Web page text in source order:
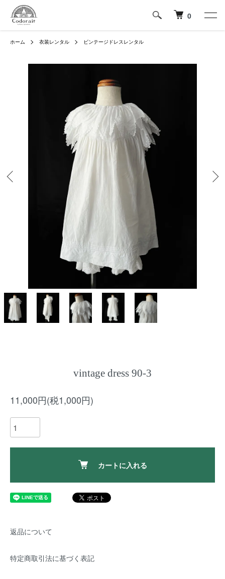
0
ホーム 衣装レンタル ビンテージドレスレンタル
vintage dress 90-3
11,000円(税1,000円)
カートに入れる
返品について
特定商取引法に基づく表記